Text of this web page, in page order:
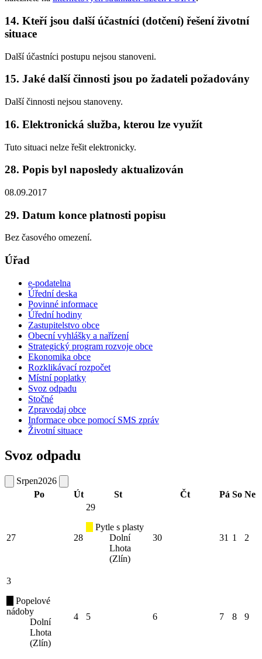
14. Kteří jsou další účastníci (dotčení) řešení životní
situace
Další účastníci postupu nejsou stanoveni.
15. Jaké další činnosti jsou po žadateli požadovány
Další činnosti nejsou stanoveny.
16. Elektronická služba, kterou lze využít
Tuto situaci nelze řešit elektronicky.
28. Popis byl naposledy aktualizován
08.09.2017
29. Datum konce platnosti popisu
Bez časového omezení.
Úřad
e-podatelna
Úřední deska
Povinné informace
Úřední hodiny
Zastupitelstvo obce
Obecní vyhlášky a nařízení
Strategický program rozvoje obce
Ekonomika obce
Rozklikávací rozpočet
Místní poplatky
Svoz odpadu
Stočné
Zpravodaj obce
Informace obce pomocí SMS zpráv
Životní situace
Svoz odpadu
Srpen2026
Po
Út St Čt Pá So Ne
27 28
29
Pytle s plasty
Dolní
Lhota
(Zlín)
30 31 1 2
3
Popelové
nádoby
Dolní
Lhota
(Zlín)
4 5 6 7 8 9